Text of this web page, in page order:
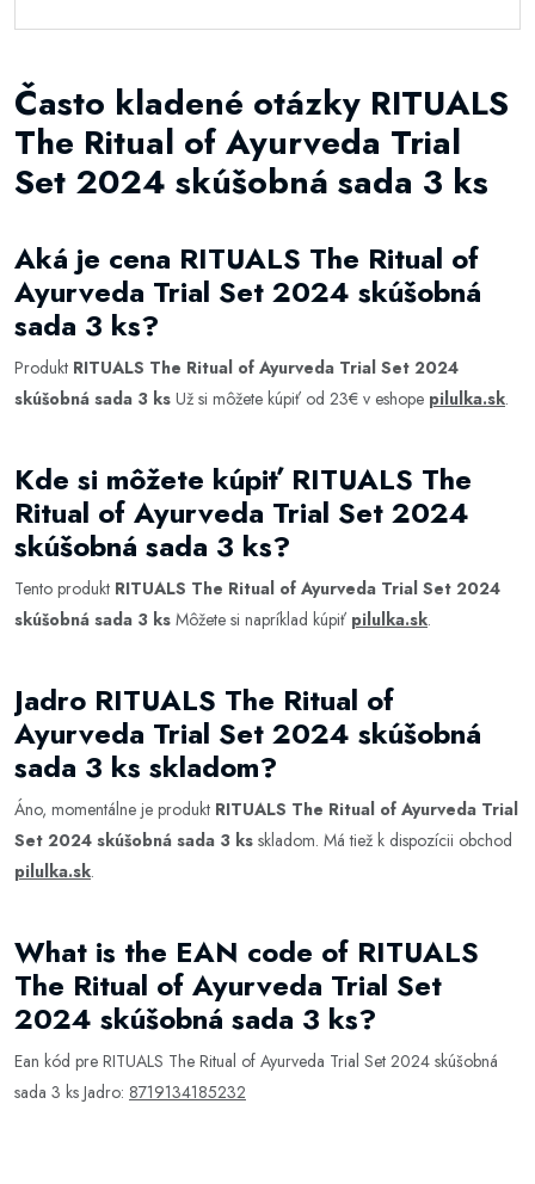
Často kladené otázky RITUALS
The Ritual of Ayurveda Trial
Set 2024 skúšobná sada 3 ks
Aká je cena RITUALS The Ritual of
Ayurveda Trial Set 2024 skúšobná
sada 3 ks?
Produkt RITUALS The Ritual of Ayurveda Trial Set 2024
skúšobná sada 3 ks Už si môžete kúpiť od 23€ v eshope pilulka.sk.
Kde si môžete kúpiť RITUALS The
Ritual of Ayurveda Trial Set 2024
skúšobná sada 3 ks?
Tento produkt RITUALS The Ritual of Ayurveda Trial Set 2024
skúšobná sada 3 ks Môžete si napríklad kúpiť pilulka.sk.
Jadro RITUALS The Ritual of
Ayurveda Trial Set 2024 skúšobná
sada 3 ks skladom?
Áno, momentálne je produkt RITUALS The Ritual of Ayurveda Trial
Set 2024 skúšobná sada 3 ks skladom. Má tiež k dispozícii obchod
pilulka.sk.
What is the EAN code of RITUALS
The Ritual of Ayurveda Trial Set
2024 skúšobná sada 3 ks?
Ean kód pre RITUALS The Ritual of Ayurveda Trial Set 2024 skúšobná
sada 3 ks Jadro: 8719134185232